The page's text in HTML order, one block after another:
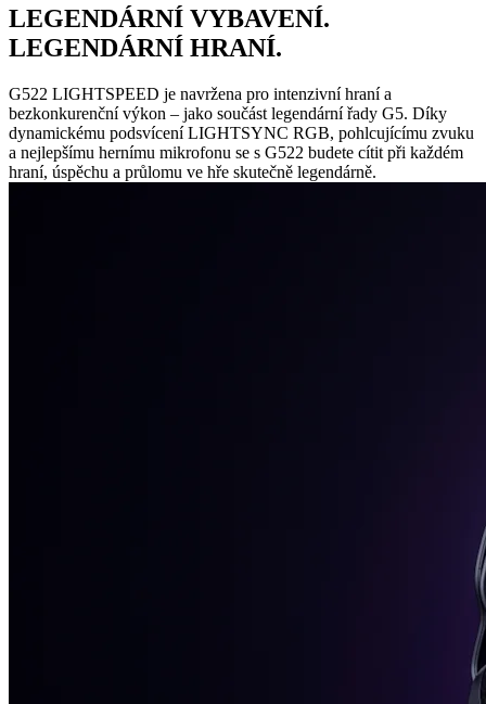
LEGENDÁRNÍ VYBAVENÍ.
LEGENDÁRNÍ HRANÍ.
G522 LIGHTSPEED je navržena pro intenzivní hraní a
bezkonkurenční výkon – jako součást legendární řady G5. Díky
dynamickému podsvícení LIGHTSYNC RGB, pohlcujícímu zvuku
a nejlepšímu hernímu mikrofonu se s G522 budete cítit při každém
hraní, úspěchu a průlomu ve hře skutečně legendárně.